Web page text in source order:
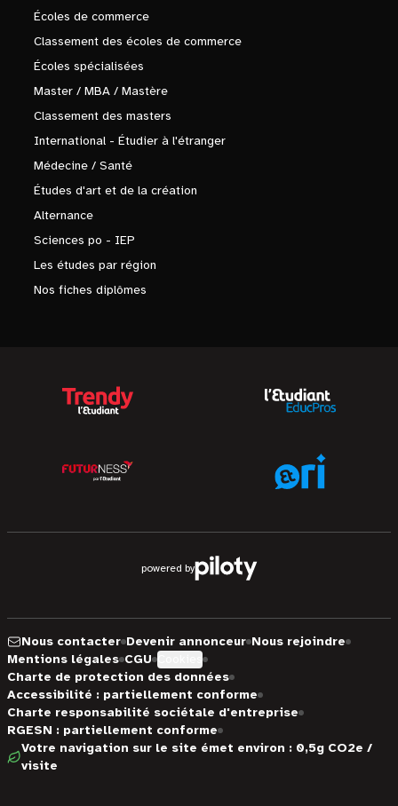
Écoles de commerce
Classement des écoles de commerce
Écoles spécialisées
Master / MBA / Mastère
Classement des masters
International - Étudier à l'étranger
Médecine / Santé
Études d'art et de la création
Alternance
Sciences po - IEP
Les études par région
Nos fiches diplômes
powered by
Nous contacter Devenir annonceur Nous rejoindre
Mentions légales CGU
Charte de protection des données
Accessibilité : partiellement conforme
Charte responsabilité sociétale d'entreprise
RGESN : partiellement conforme
Votre navigation sur le site émet environ : 0,5g CO2e /
visite